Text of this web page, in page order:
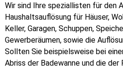
Wir sind Ihre speziallisten für den
Haushaltsauflösung für Häuser,
Keller, Garagen, Schuppen,
Gewerberäumen, sowie die
Sollten Sie beispielsweise bei
Abriss der Badewanne und die der